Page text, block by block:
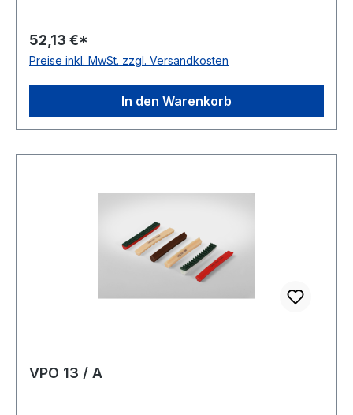
Zugstrang Polyester Shorehärte 80° Shore A
52,13 €*
Preise inkl. MwSt. zzgl. Versandkosten
In den Warenkorb
VPO 13 / A